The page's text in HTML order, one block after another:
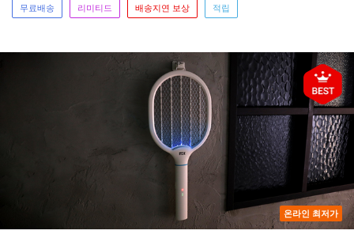
무료배송 리미티드 배송지연 보상 적립
온라인 최저가